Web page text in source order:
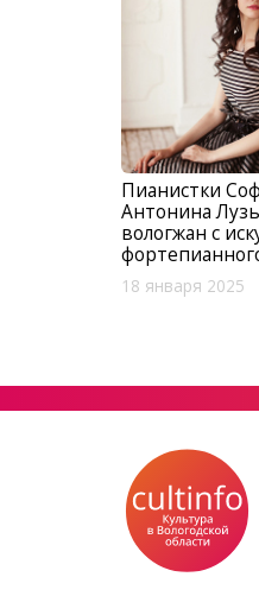
Пианистки
Антонина
вологжан с
18 января 2025